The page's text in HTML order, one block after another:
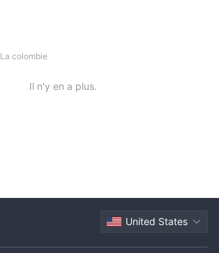
La colombie
Il n'y en a plus.
United States